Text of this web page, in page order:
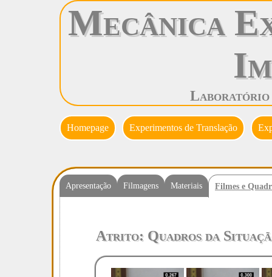
Mecânica
Laboratório
Homepage Experimentos de Translação
Apresentação Filmagens Materiais Filmes e
Atrito: Quadros da